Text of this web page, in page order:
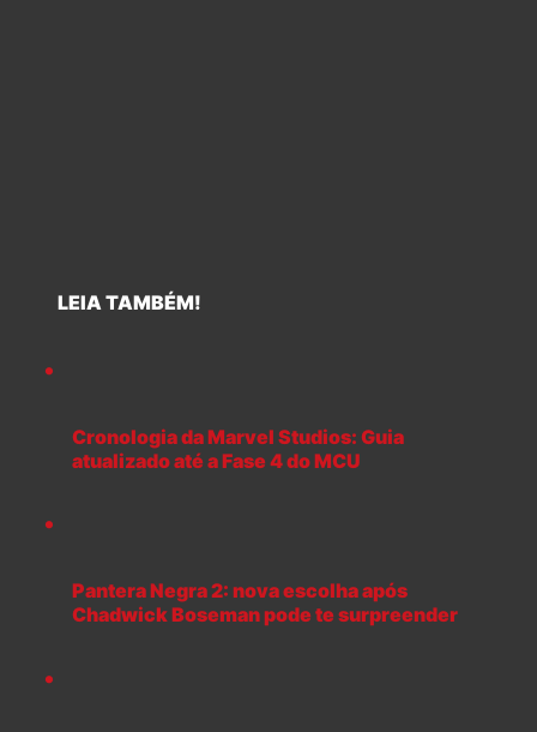
LEIA TAMBÉM!
Cronologia da Marvel Studios: Guia
atualizado até a Fase 4 do MCU
Pantera Negra 2: nova escolha após
Chadwick Boseman pode te surpreender